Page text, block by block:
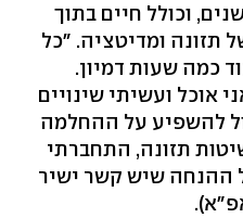
וכולל חיים בתוך
תזונה ומדיטציה. "כל
כמה שעות דמיון.
אוכל ועשיתי שינויים
להשפיע על ההחלמה
תזונה, התחברתי
ההנחה שיש קשר ישיר